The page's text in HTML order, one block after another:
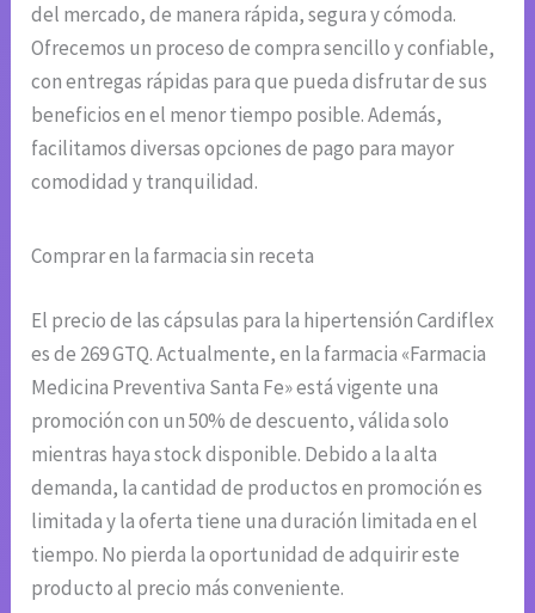
del mercado, de manera rápida, segura y cómoda.
Ofrecemos un proceso de compra sencillo y confiable,
con entregas rápidas para que pueda disfrutar de sus
beneficios en el menor tiempo posible. Además,
facilitamos diversas opciones de pago para mayor
comodidad y tranquilidad.
Comprar en la farmacia sin receta
El precio de las cápsulas para la hipertensión Cardiflex
es de 269 GTQ. Actualmente, en la farmacia «Farmacia
Medicina Preventiva Santa Fe» está vigente una
promoción con un 50% de descuento, válida solo
mientras haya stock disponible. Debido a la alta
demanda, la cantidad de productos en promoción es
limitada y la oferta tiene una duración limitada en el
tiempo. No pierda la oportunidad de adquirir este
producto al precio más conveniente.